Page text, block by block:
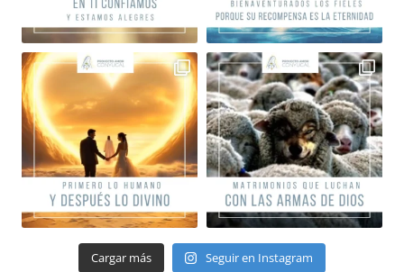
Cargar más Seguir en Instagram